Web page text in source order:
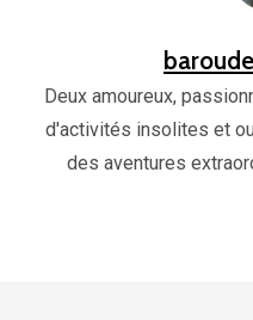
Deux amoureux,
d'activités insolites et
des aventures